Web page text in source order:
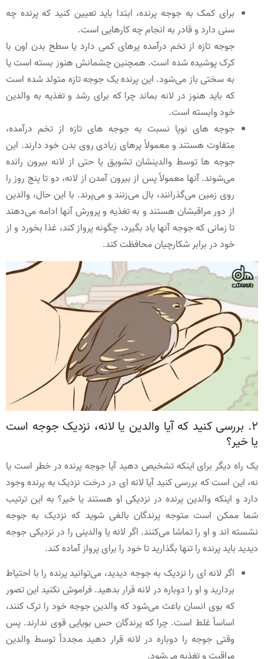
برای کمک به جوجه پرنده، ابتدا باید تعیین کنید که پرنده چه
سنی دارد و قادر به انجام چه کارهایی است.
جوجه تازه از تخم درآمده پرهای کمی دارد یا سطح بدن اون با
کرک پوشیده شده است. همچنین چشمانش هنوز بسته است یا
به سختی باز می‌شود. این پرنده یک جوجه تازه متولد شده است
که باید هنوز در لانه بماند چرا که برای رشد و تغذیه به والدین
خود وابسته است.
جوجه های نوپا نسبت به جوجه های تازه از تخم درآمده،
متفاوت هستند و معمولاً پرهای زیادی روی بدن خود دارند. این
جوجه ها توسط والدینشان تشویق یا حتی از لانه بیرون رانده
می‌شوند. آنها معمولاً پس از بیرون آمدن از لانه، دو تا پنج روز را
روی زمین می‌گذرانند، بال می‌زنند و می‌پرند. با این حال، والدین
از دور مراقبشان هستند و به تغذیه و پرورش آنها ادامه می‌دهند
تا زمانی که جوجه آنها یاد بگیرد، چگونه پرواز کند، غذا بخورد و از
خود در برابر شکارچیان محافظت کند.
2. بررسی کنید که آیا والدین یا لانه، نزدیک جوجه است
یا خیر؟
یک راه دیگر برای اینکه تشخیص دهید آیا جوجه پرنده در خطر است یا
نه، این است که بررسی کنید آیا لانه ای در درخت نزدیک به پرنده وجود
دارد و اینکه والدین پرنده در نزدیکی او هستند یا خیر؟ به این ترتیب
شما ممکن است متوجه پرندگان بالغی شوید که نزدیک به جوجه
نشسته اند و او را تماشا می‌کنند. اگر لانه یا والدینی را در نزدیکی جوجه
دیدید باید پرنده را تنها بگذارید تا خود را برای پرواز آماده کند.
اگر لانه ای را نزدیک به جوجه دیدید، می‌توانید پرنده را با احتیاط
بردارید و او را دوباره در لانه قرار بدهید. فراموش نکنید این تصور
که بوی انسان باعث می‌شود که والدین جوجه خود را ترک کنند،
اساساً غلط است. چرا که پرندگان حس بویایی قوی ندارند. پس
وقتی جوجه را دوباره در لانه قرار دهید مجدداً توسط والدین